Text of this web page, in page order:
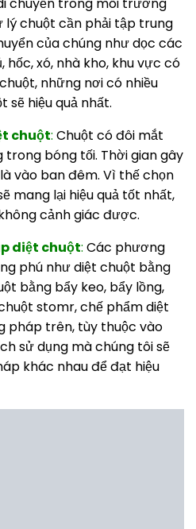
lý chuột cần phải tập trung
của chúng như dọc các
xó, nhà kho, khu vực có
những nơi có nhiều
sẽ hiệu quả nhất.
chuột: Chuột có đôi mắt
trong bóng tối. Thời gian gây
vào ban đêm. Vì thế chọn
mang lại hiệu quả tốt nhất,
cảnh giác được.
diệt chuột: Các phương
phú như diệt chuột bằng
bằng bẩy keo, bẩy lồng,
stomr, chế phẩm diệt
pháp trên, tùy thuộc vào
sử dụng mà chúng tôi sẽ
khác nhau để đạt hiệu